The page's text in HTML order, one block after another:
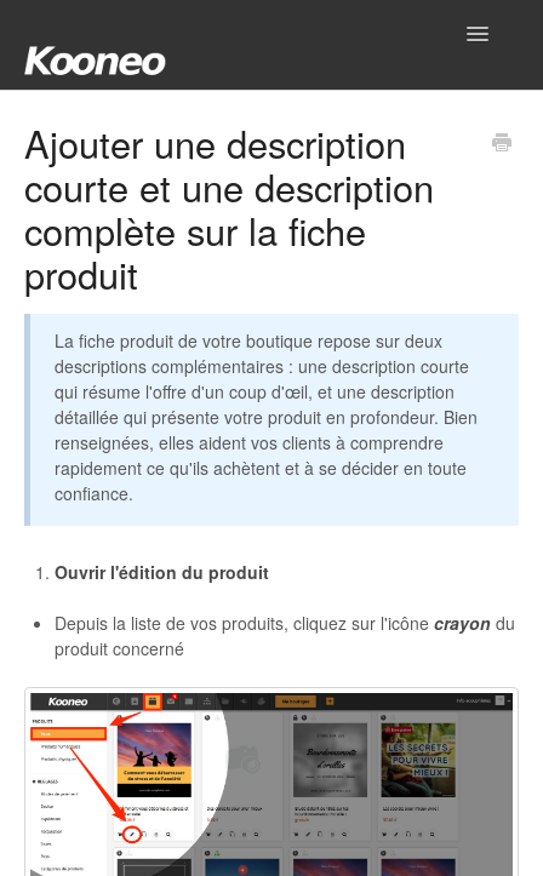
Toggle
Réglages
Produits
Outils
Intégrations
Hub
Autres
Ajouter une description
courte et une description
complète sur la fiche
produit
La fiche produit de votre boutique repose sur deux
descriptions complémentaires : une description courte
qui résume l'offre d'un coup d'œil, et une description
détaillée qui présente votre produit en profondeur. Bien
renseignées, elles aident vos clients à comprendre
rapidement ce qu'ils achètent et à se décider en toute
confiance.
Ouvrir l'édition du produit
Depuis la liste de vos produits, cliquez sur l'icône crayon du
produit concerné